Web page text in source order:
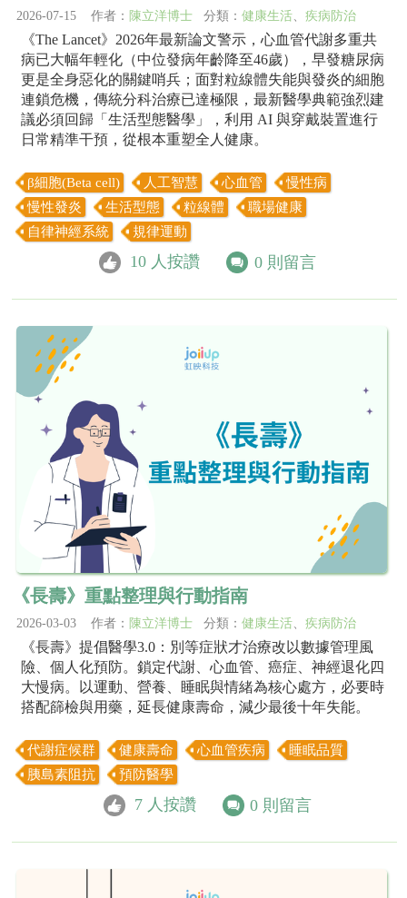
2026-07-15 作者： 陳立洋博士 分類： 健康生活、 疾病防治
《The Lancet》2026年最新論文警示，心血管代謝多重共
病已大幅年輕化（中位發病年齡降至46歲），早發糖尿病
更是全身惡化的關鍵哨兵；面對粒線體失能與發炎的細胞
連鎖危機，傳統分科治療已達極限，最新醫學典範強烈建
議必須回歸「生活型態醫學」，利用 AI 與穿戴裝置進行
日常精準干預，從根本重塑全人健康。
β細胞(Beta cell) 人工智慧 心血管
慢性病
慢性發炎
生活型態 粒線體
職場健康
自律神經系統
規律運動
10 人按讚 0 則留言
《長壽》重點整理與行動指南
2026-03-03 作者： 陳立洋博士 分類： 健康生活、 疾病防治
《長壽》提倡醫學3.0：別等症狀才治療改以數據管理風
險、個人化預防。鎖定代謝、心血管、癌症、神經退化四
大慢病。以運動、營養、睡眠與情緒為核心處方，必要時
搭配篩檢與用藥，延長健康壽命，減少最後十年失能。
代謝症候群 健康壽命 心血管疾病
睡眠品質
胰島素阻抗
預防醫學
7 人按讚 0 則留言